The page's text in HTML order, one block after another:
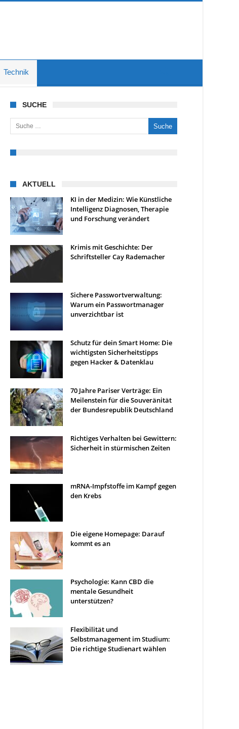
Technik
SUCHE
Suche nach:
AKTUELL
KI in der Medizin: Wie Künstliche
Intelligenz Diagnosen, Therapie
und Forschung verändert
Krimis mit Geschichte: Der
Schriftsteller Cay Rademacher
Sichere Passwortverwaltung:
Warum ein Passwortmanager
unverzichtbar ist
Schutz für dein Smart Home: Die
wichtigsten Sicherheitstipps
gegen Hacker & Datenklau
70 Jahre Pariser Verträge: Ein
Meilenstein für die Souveränität
der Bundesrepublik Deutschland
Richtiges Verhalten bei Gewittern:
Sicherheit in stürmischen Zeiten
mRNA-Impfstoffe im Kampf gegen
den Krebs
Die eigene Homepage: Darauf
kommt es an
Psychologie: Kann CBD die
mentale Gesundheit
unterstützen?
Flexibilität und
Selbstmanagement im Studium:
Die richtige Studienart wählen